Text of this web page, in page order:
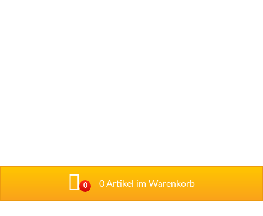
0 0 Artikel im Warenkorb